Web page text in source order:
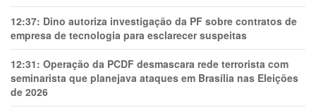
12:37: Dino autoriza investigação da PF sobre contratos de
empresa de tecnologia para esclarecer suspeitas
12:31: Operação da PCDF desmascara rede terrorista com
seminarista que planejava ataques em Brasília nas Eleições
de 2026